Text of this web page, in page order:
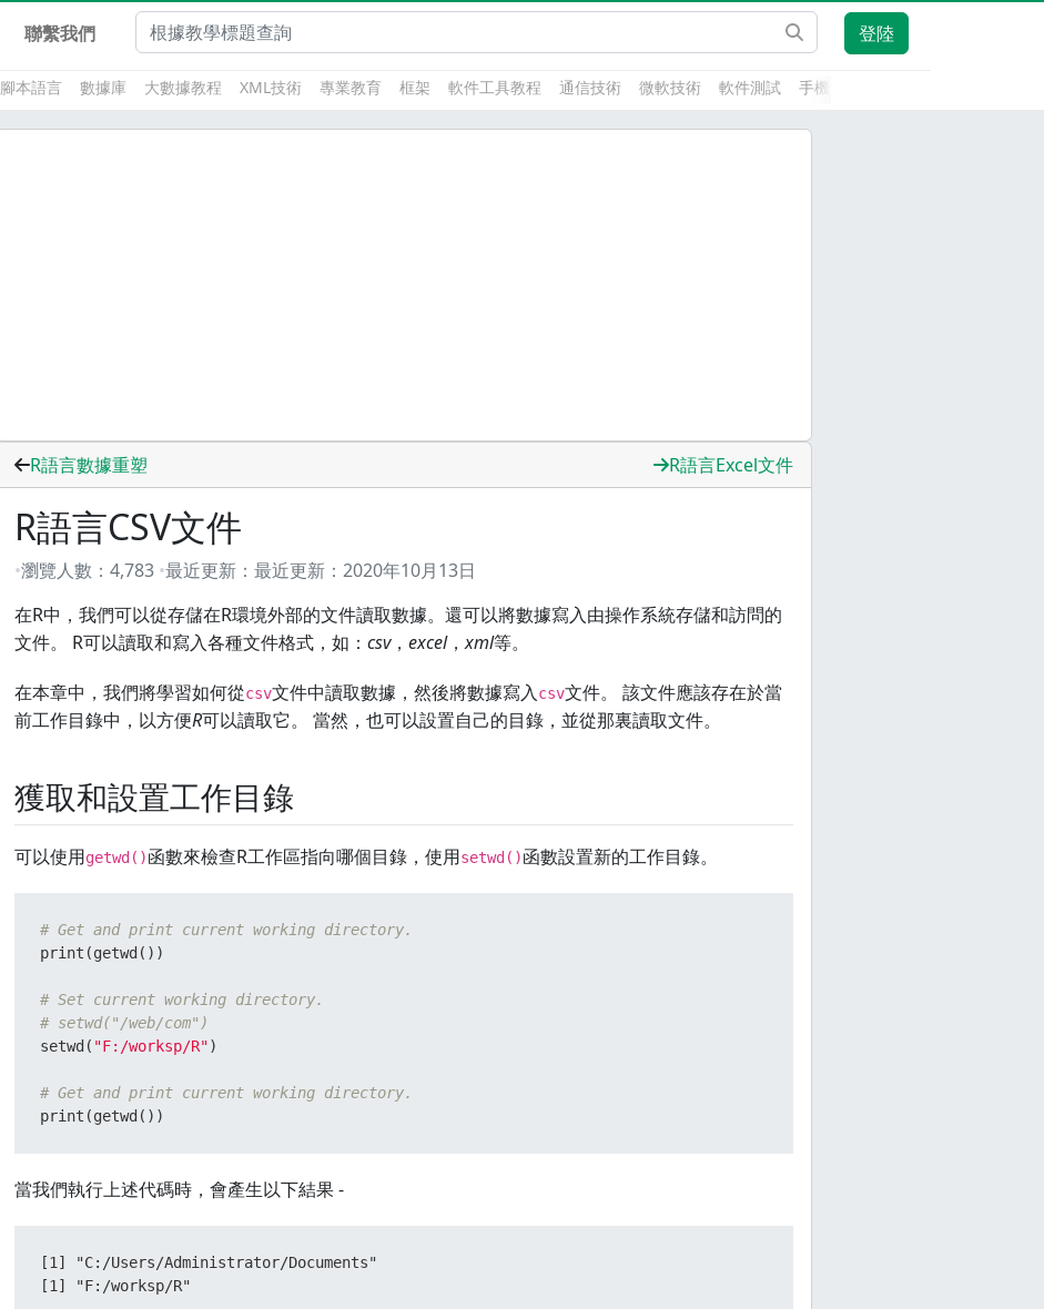
聯繫我們 登陸
腳本語言 數據庫 大數據教程 XML技術 專業教育 框架 軟件工具教程 通信技術 微軟技術 軟件測試 手機開發
R語言數據重塑 R語言Excel文件
R語言CSV文件
瀏覽人數： 4,783 最近更新： 最近更新： 2020年10月13日
在R中，我們可以從存儲在R環境外部的文件讀取數據。還可以將數據寫入由操作系統存儲和訪問的
文件。 R可以讀取和寫入各種文件格式，如： csv， excel，xml等。
在本章中，我們將學習如何從csv文件中讀取數據，然後將數據寫入csv文件。 該文件應該存在於當
前工作目錄中，以方便R可以讀取它。 當然，也可以設置自己的目錄，並從那裏讀取文件。
獲取和設置工作目錄
可以使用getwd()函數來檢查R工作區指向哪個目錄，使用setwd()函數設置新的工作目錄。
# Get and print current working directory.
print (getwd ( ) )
# Set current working directory.
# setwd("/web/com")
setwd ( "F:/worksp/R")
# Get and print current working directory.
print (getwd ( ) )
當我們執行上述代碼時，會產生以下結果 -
[1] "C:/Users/Administrator/Documents"
[1] "F:/worksp/R"